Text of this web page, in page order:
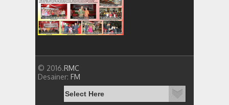
© 2016.RMC
Desainer: FM